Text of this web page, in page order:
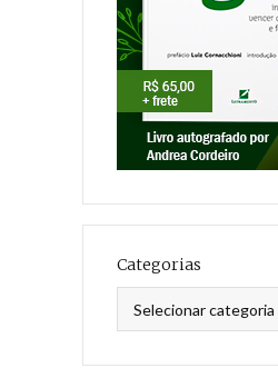
Categorias